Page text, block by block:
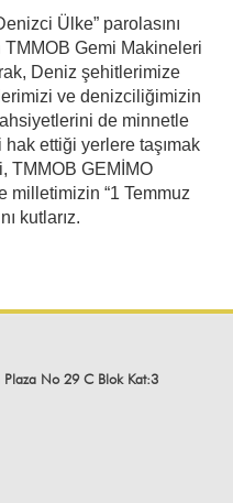
Ülke” parolasını
Gemi Makineleri
Deniz şehitlerimize
ve denizciliğimizin
de minnetle
ettiği yerlere taşımak
TMMOB GEMİMO
milletimizin “1 Temmuz
kutlarız.
Plaza No 29 C Blok Kat:3